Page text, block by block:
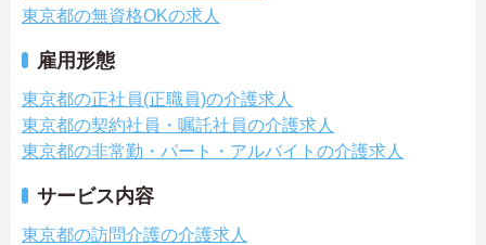
東京都の無資格OKの求人
雇用形態
東京都の正社員(正職員)の介護求人
東京都の契約社員・嘱託社員の介護求人
東京都の非常勤・パート・アルバイトの介護求人
サービス内容
東京都の訪問介護の介護求人